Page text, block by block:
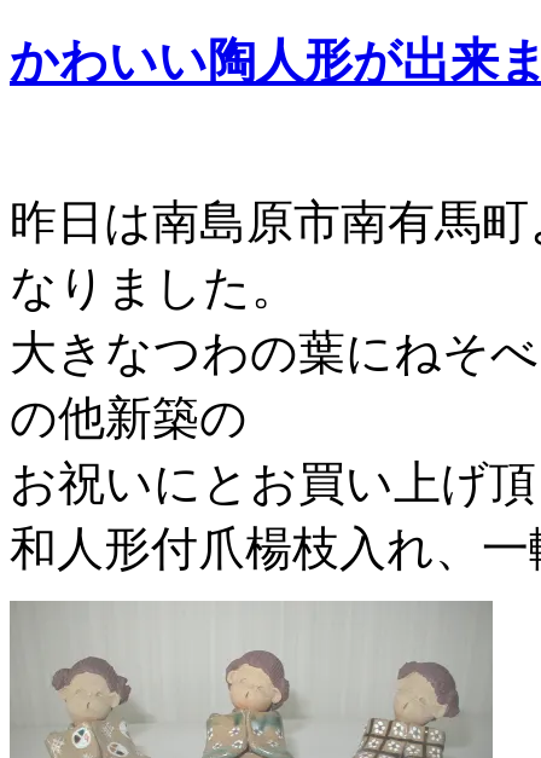
かわいい陶人形が出来
昨日は南島原市南有馬
なりました。
大きなつわの葉にねそ
の他新築の
お祝いにとお買い上げ
和人形付爪楊枝入れ、